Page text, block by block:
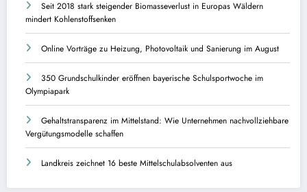
Seit 2018 stark steigender Biomasseverlust in Europas Wäldern
mindert Kohlenstoffsenken
Online Vorträge zu Heizung, Photovoltaik und Sanierung im August
350 Grundschulkinder eröffnen bayerische Schulsportwoche im
Olympiapark
Gehaltstransparenz im Mittelstand: Wie Unternehmen nachvollziehbare
Vergütungsmodelle schaffen
Landkreis zeichnet 16 beste Mittelschulabsolventen aus